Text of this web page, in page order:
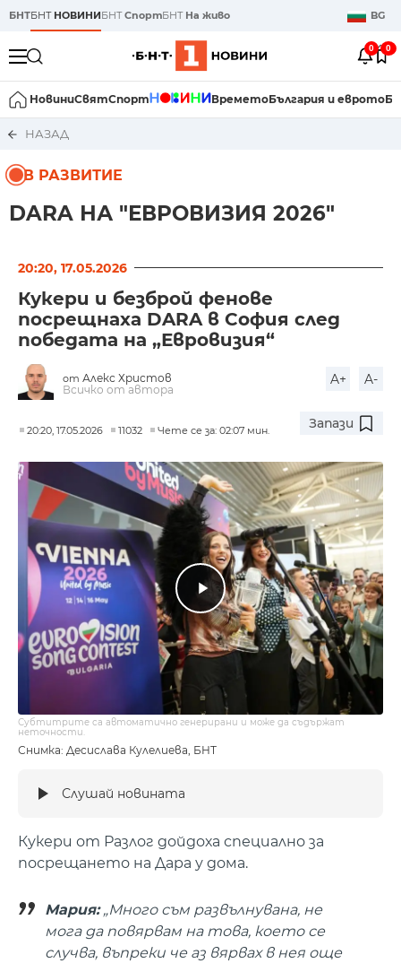
БНТБНТ НОВИНИБНТСпортБНТ На живо BG
0 0
НовиниСвятСпорт ВреметоБългария и еврото
НАЗАД
В РАЗВИТИЕ
DARA НА "ЕВРОВИЗИЯ 2026"
20:20, 17.05.2026
Кукери и безброй фенове
посрещнаха DARA в София след
победата на „Евровизия“
от Алекс Христов
Всичко от автора
A+ A-
20:20, 17.05.2026 11032 Чете се за: 02:07 мин. Запази
Снимка: Десислава Кулелиева, БНТ
Субтитрите са автоматично генерирани и може да съдържат
неточности.
Слушай новината
Кукери от Разлог дойдоха специално за
посрещането на Дара у дома.
Мария:„Много съм развълнувана, не
мога да повярвам на това, което се
случва, въпреки че аз вярвах в нея още